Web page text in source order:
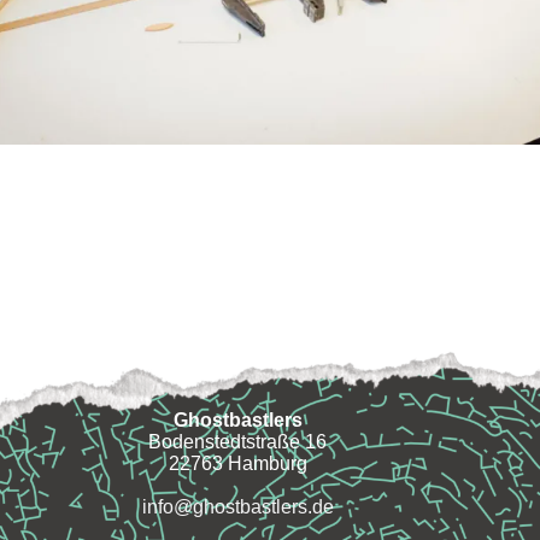
Ghostbastlers
Bodenstedtstraße 16
22763 Hamburg
info@ghostbastlers.de